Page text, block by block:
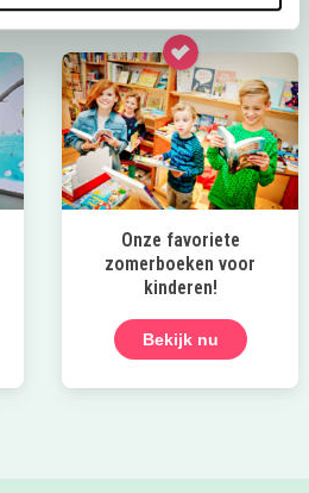
Onze favoriete
zomerboeken voor
kinderen!
Bekijk nu